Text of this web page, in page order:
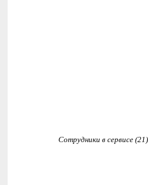
Сотрудники в сервисе (21)